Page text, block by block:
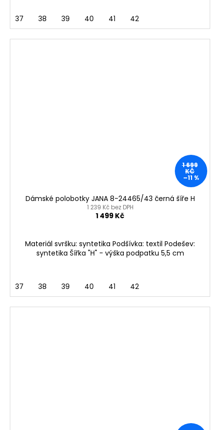
37 38 39 40 41 42
1 699
KČ
–11 %
Dámské polobotky JANA 8-24465/43 černá šíře H
1 239 Kč bez DPH
1 499 Kč
Materiál svršku: syntetika Podšívka: textil Podešev:
syntetika Šířka "H" - výška podpatku 5,5 cm
37 38 39 40 41 42